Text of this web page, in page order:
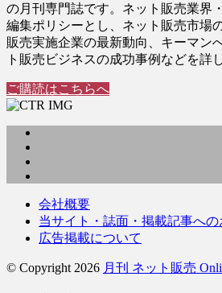
の月刊専門誌です。ネット販売業界
編集ポリシーとし、ネット販売市場
販売実施企業の最新動向、キーマン
ト販売ビジネスの成功事例などを詳
ご購読はこちらへ
会社概要
当サイト・誌面・掲載記事へ
広告掲載について
© Copyright 2026 月刊 ネット販売